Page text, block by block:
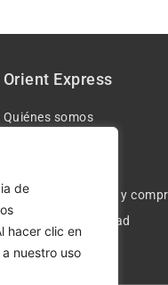
de
hacer clic en
nuestro uso
Orient Express
Quiénes somos
Condiciones de uso y
Política de privacidad
Política de cookies